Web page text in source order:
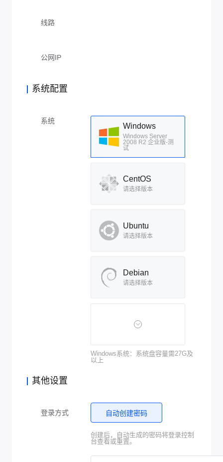
线路
公网IP
系统配置
系统
Windows
Windows Server
2008 R2 企业版-测
试
CentOS
请选择版本
Ubuntu
请选择版本
Debian
请选择版本
Windows系统：系统盘容量需27G及
以上
其他设置
登录方式 自动创建密码
创建后，自动生成的密码将登录控制
台查看或重置。